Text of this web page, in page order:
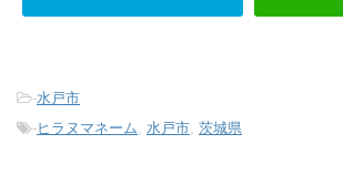
-水戸市
-ヒラヌマネーム 水戸市 茨城県